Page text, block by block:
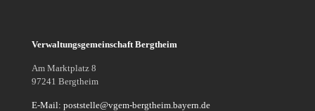
Verwaltungsgemeinschaft Bergtheim
Am Marktplatz 8
97241 Bergtheim
E-Mail: poststelle@vgem-bergtheim.bayern.de